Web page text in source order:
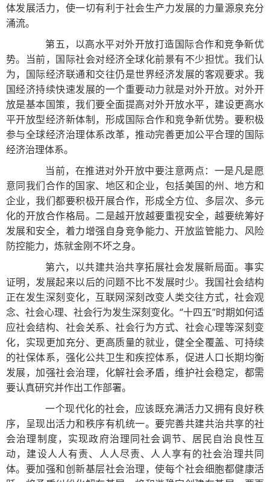
体发展活力，使一切有利于社会生产力发展的力量源泉充分
涌流。
第五，以高水平对外开放打造国际合作和竞争新优
势。当前，国际社会对经济全球化前景有不少担忧。我们认
为，国际经济联通和交往仍是世界经济发展的客观要求。我
国经济持续快速发展的一个重要动力就是对外开放。对外开
放是基本国策，我们要全面提高对外开放水平，建设更高水
平开放型经济新体制，形成国际合作和竞争新优势。要积极
参与全球经济治理体系改革，推动完善更加公平合理的国际
经济治理体系。
当前，在推进对外开放中要注意两点：一是凡是愿
意同我们合作的国家、地区和企业，包括美国的州、地方和
企业，我们都要积极开展合作，形成全方位、多层次、多元
化的开放合作格局。二是越开放越要重视安全，越要统筹好
发展和安全，着力增强自身竞争能力、开放监管能力、风险
防控能力，炼就金刚不坏之身。
第六，以共建共治共享拓展社会发展新局面。事实
证明，发展起来以后的问题不比不发展时少。我国社会结构
正在发生深刻变化，互联网深刻改变人类交往方式，社会观
念、社会心理、社会行为发生深刻变化。“十四五”时期如何适
应社会结构、社会关系、社会行为方式、社会心理等深刻变
化，实现更加充分、更高质量的就业，健全全覆盖、可持续
的社保体系，强化公共卫生和疾控体系，促进人口长期均衡
发展，加强社会治理，化解社会矛盾，维护社会稳定，都需
要认真研究并作出工作部署。
一个现代化的社会，应该既充满活力又拥有良好秩
序，呈现出活力和秩序有机统一。要完善共建共治共享的社
会治理制度，实现政府治理同社会调节、居民自治良性互
动，建设人人有责、人人尽责、人人享有的社会治理共同
体。要加强和创新基层社会治理，使每个社会细胞都健康活